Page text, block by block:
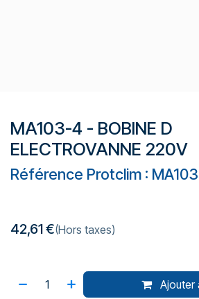
MA103-4 - BOBINE D
ELECTROVANNE 220V
Référence Protclim :
42,61€(Hors taxes)
Ajouter